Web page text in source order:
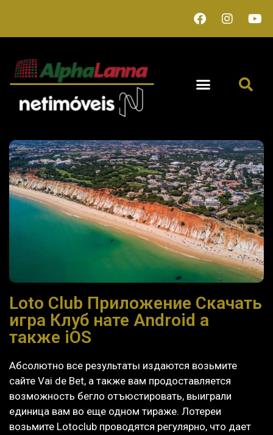
Loto Club Приложение Скачать
игра Клуб нате Android а
также iOS
Абсолютно все результаты издаются возьмите
сайте Vai de Bet, а также вам продоставляется
возможность бегло отъюстировать, выиграли
единица вам во еще одном тираже. Лотереи
возьмите Lotoclub проводятся регулярно, что дает